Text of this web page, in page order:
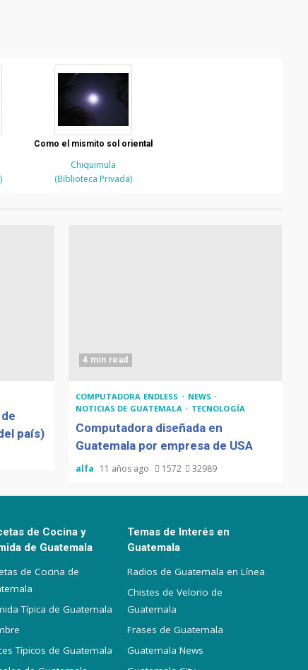
Como el mismito sol oriental
Chiquimula
(Biblioteca Privada)
país)
4 min read
COMPUTADORA ENDLESS
NEWS
NOTICIAS DE GUATEMALA
TECNOLOGÍA
Computadora diseñada en
Guatemala por empresa de USA
alfa 11 años ago 1572 32989
de Cocina y
de Guatemala
de Cocina de
Típica de Guatemala
Típicos de Guatemala
Temas de Interés en
Guatemala
Radios de Guatemala en Línea
Chistes de Velorio de
Guatemala
Frases de Guatemala
Guatemala News